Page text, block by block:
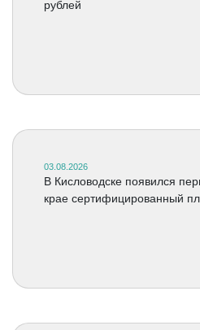
рублей
03.08.2026
В Кисловодске появился
крае сертифицированный